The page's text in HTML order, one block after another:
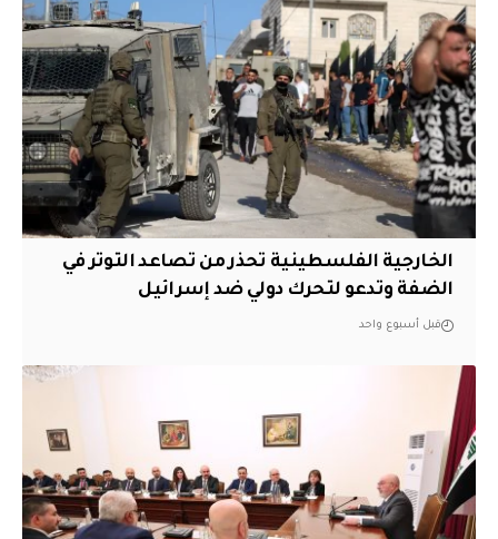
الخارجية الفلسطينية تحذر من تصاعد التوتر في
الضفة وتدعو لتحرك دولي ضد إسرائيل
قبل أسبوع واحد